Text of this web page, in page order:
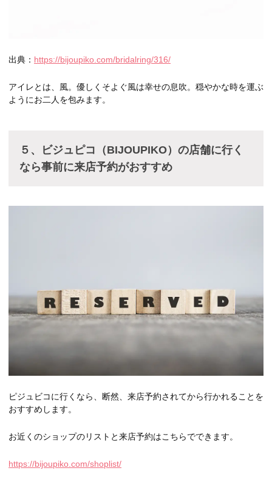
出典： https://bijoupiko.com/bridalring/316/
アイレとは、風。優しくそよぐ風は幸せの息吹。穏やかな時を運ぶ
ようにお二人を包みます。
５、ビジュピコ（BIJOUPIKO）の店舗に行く
なら事前に来店予約がおすすめ
ピジュビコに行くなら、断然、来店予約されてから行かれることを
おすすめします。
お近くのショップのリストと来店予約はこちらでできます。
https://bijoupiko.com/shoplist/